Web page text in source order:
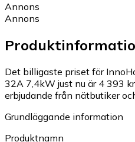
Annons
Annons
Det billigaste priset för
32A 7,4kW just nu är 4 393 kr.
erbjudande från nätbutiker
Grundläggande information
Produktnamn